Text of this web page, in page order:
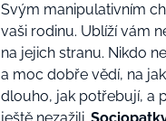
Svým manipulativním
vaši rodinu. Ublíží vám
na jejich stranu. Nikdo
a moc dobře vědí, na
dlouho, jak potřebují, a